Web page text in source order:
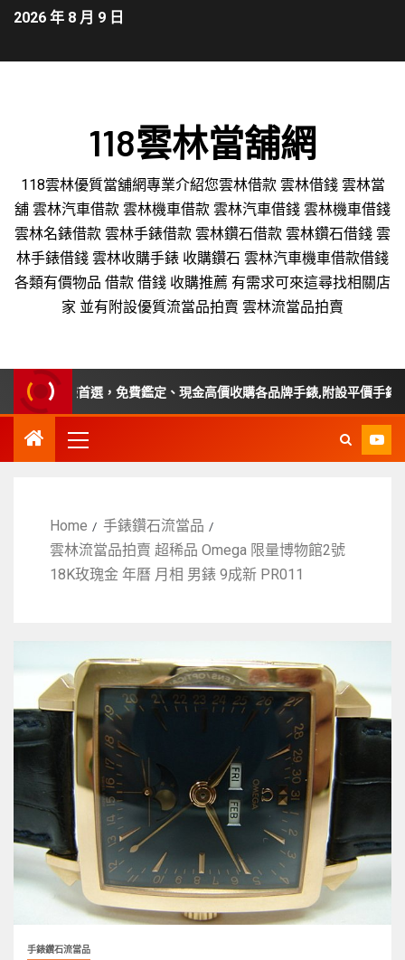
2026 年 8 月 9 日
118雲林當舖網
118雲林優質當舖網專業介紹您雲林借款 雲林借錢 雲林當
舖 雲林汽車借款 雲林機車借款 雲林汽車借錢 雲林機車借錢
雲林名錶借款 雲林手錶借款 雲林鑽石借款 雲林鑽石借錢 雲
林手錶借錢 雲林收購手錶 收購鑽石 雲林汽車機車借款借錢
各類有價物品 借款 借錢 收購推薦 有需求可來這尋找相關店
家 並有附設優質流當品拍賣 雲林流當品拍賣
錶首選，免費鑑定、現金高價收購各品牌手錶,附設平價手錶維修保養
Home
手錶鑽石流當品
雲林流當品拍賣 超稀品 Omega 限量博物館2號
18K玫瑰金 年曆 月相 男錶 9成新 PR011
手錶鑽石流當品